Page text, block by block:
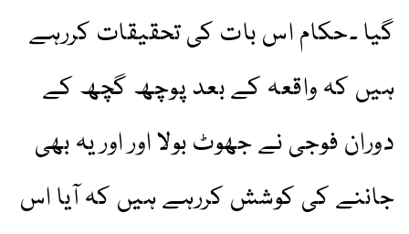
گیا ۔حکام اس بات کی تحقیقات کررہے
ہیں کہ واقعہ کے بعد پوچھ گچھ کے
دوران فوجی نے جھوٹ بولا اور اور یہ بھی
جاننے کی کوشش کررہے ہیں کہ آیا اس